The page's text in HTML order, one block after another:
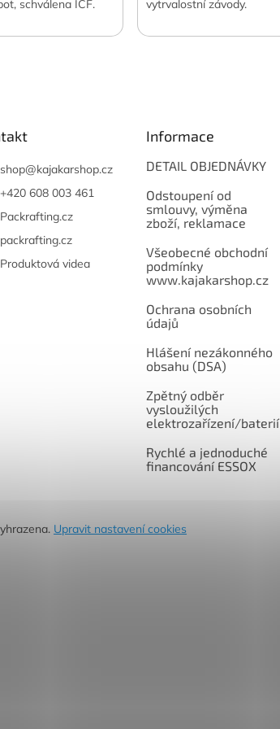
schválena ICF.
vytrvalostní závody.
shop@kajakarshop.cz
+420 608 003 461
Packrafting.cz
packrafting.cz
Produktová videa
Informace
DETAIL OBJEDNÁVKY
Odstoupení od
smlouvy, výměna
zboží, reklamace
Všeobecné obchodní
podmínky
www.kajakarshop.cz
Ochrana osobních
údajů
Hlášení nezákonného
obsahu (DSA)
Zpětný odběr
vysloužilých
elektrozařízení/baterií
Rychlé a jednoduché
financování ESSOX
Upravit nastavení cookies